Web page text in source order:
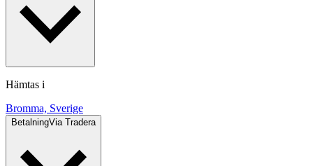
Hämtas i
Bromma, Sverige
BetalningVia Tradera